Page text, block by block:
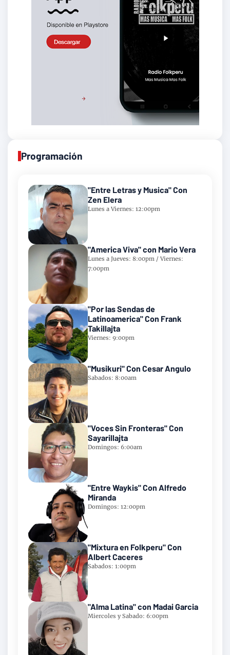
Programación
"Entre Letras y Musica" Con
Zen Elera
Lunes a Viernes: 12:00pm
"America Viva" con Mario Vera
Lunes a Jueves: 8:00pm / Viernes:
7:00pm
"Por las Sendas de
Latinoamerica" Con Frank
Takillajta
Viernes: 9:00pm
"Musikuri" Con Cesar Angulo
Sabados: 8:00am
"Voces Sin Fronteras" Con
Sayarillajta
Domingos: 6:00am
"Entre Waykis" Con Alfredo
Miranda
Domingos: 12:00pm
"Mixtura en Folkperu" Con
Albert Caceres
Sabados: 1:00pm
"Alma Latina" con Madai Garcia
Miercoles y Sabado: 6:00pm